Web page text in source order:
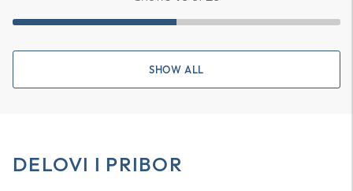
SHOW ALL
DELOVI I PRIBOR